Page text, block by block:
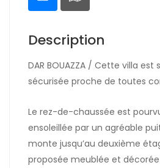
Description
DAR BOUAZZA / Cette villa
sécurisée proche de toutes
Le rez-de-chaussée est
ensoleillée par un agréable
monte jusqu’au deuxième
proposée meublée et